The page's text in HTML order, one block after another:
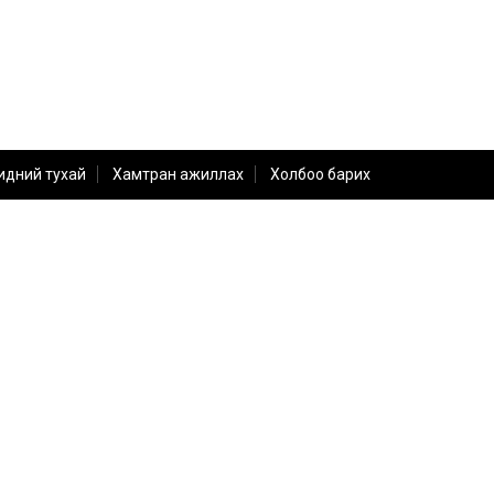
тухай Хамтран ажиллах Холбоо барих